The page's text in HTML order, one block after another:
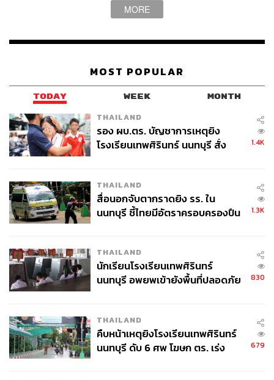
TAGS: กีฬาเทนนิส Carlos Alcaraz Garfia Laver Cup
MORE
MOST POPULAR
TODAY WEEK MONTH
THAILAND
รอง ผบ.ตร. บัญชาการเหตุยิง
โรงเรียนเทพศิรินทร์ นนทบุรี สั่ง
1.4K
THAILAND
สื่อนอกจับตากราดยิง รร. ใน
นนทบุรี ชี้ไทยมีอัตราครอบครองปืน
1.3K
THAILAND
นักเรียนโรงเรียนเทพศิรินทร์
นนทบุรี อพยพเข้ายังพื้นที่ปลอดภัย
830
THAILAND
คืบหน้าเหตุยิงโรงเรียนเทพศิรินทร์
นนทบุรี ดับ 6 ศพ โฆษก ตร. เร่ง
679